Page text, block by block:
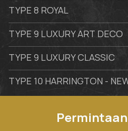
TYPE 8 ROYAL
TYPE 9 LUXURY ART DECO
TYPE 9 LUXURY CLASSIC
TYPE 10 HARRINGTON -